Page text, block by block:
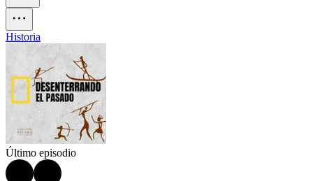
Historia
Último episodio